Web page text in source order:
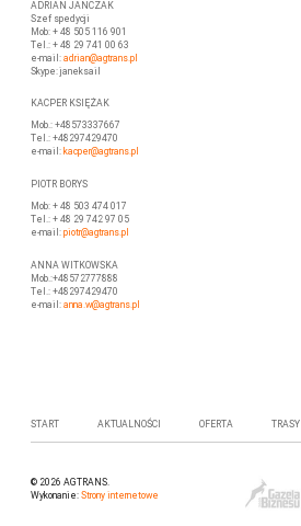
ADRIAN JANCZAK
Szef spedycji
Mob: + 48 505 116 901
Tel.: + 48 29 741 00 63
e-mail:adrian@agtrans.pl
Skype: janeksail
KACPER KSIĘŻAK
Mob.: +48573337667
Tel.: +48297429470
e-mail:kacper@agtrans.pl
PIOTR BORYS
Mob: + 48 503 474 017
Tel.: + 48 29 742 97 05
e-mail:piotr@agtrans.pl
ANNA WITKOWSKA
Mob.:+48572777888
Tel.: +48297429470
e-mail:anna.w@agtrans.pl
START AKTUALNOŚCI OFERTA TRASY
© 2026 AGTRANS.
Wykonanie:Strony internetowe